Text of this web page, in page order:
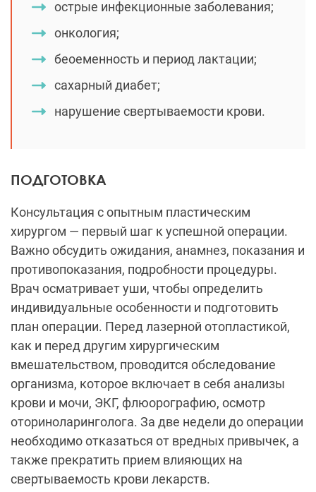
острые инфекционные заболевания;
онкология;
беоеменность и период лактации;
сахарный диабет;
нарушение свертываемости крови.
ПОДГОТОВКА
Консультация с опытным пластическим
хирургом — первый шаг к успешной операции.
Важно обсудить ожидания, анамнез, показания и
противопоказания, подробности процедуры.
Врач осматривает уши, чтобы определить
индивидуальные особенности и подготовить
план операции. Перед лазерной отопластикой,
как и перед другим хирургическим
вмешательством, проводится обследование
организма, которое включает в себя анализы
крови и мочи, ЭКГ, флюорографию, осмотр
оториноларинголога. За две недели до операции
необходимо отказаться от вредных привычек, а
также прекратить прием влияющих на
свертываемость крови лекарств.